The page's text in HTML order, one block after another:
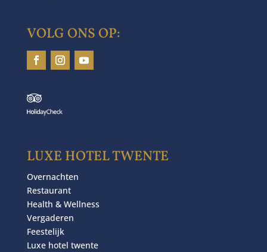
VOLG ONS OP:
LUXE HOTEL TWENTE
Overnachten
Restaurant
Health & Wellness
Vergaderen
Feestelijk
Luxe hotel twente